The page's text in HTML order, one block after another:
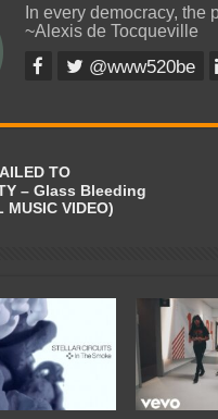
In every democracy, the
~Alexis de Tocqueville
@www520be
TO
– Glass Bleeding
MUSIC VIDEO)